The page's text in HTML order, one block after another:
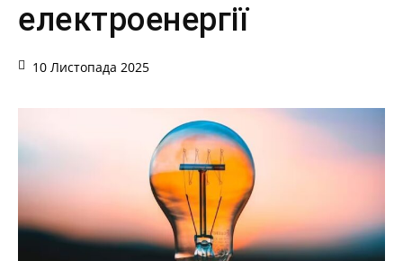
електроенергії
10 Листопада 2025